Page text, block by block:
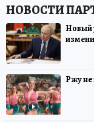
Новый
Ржу не